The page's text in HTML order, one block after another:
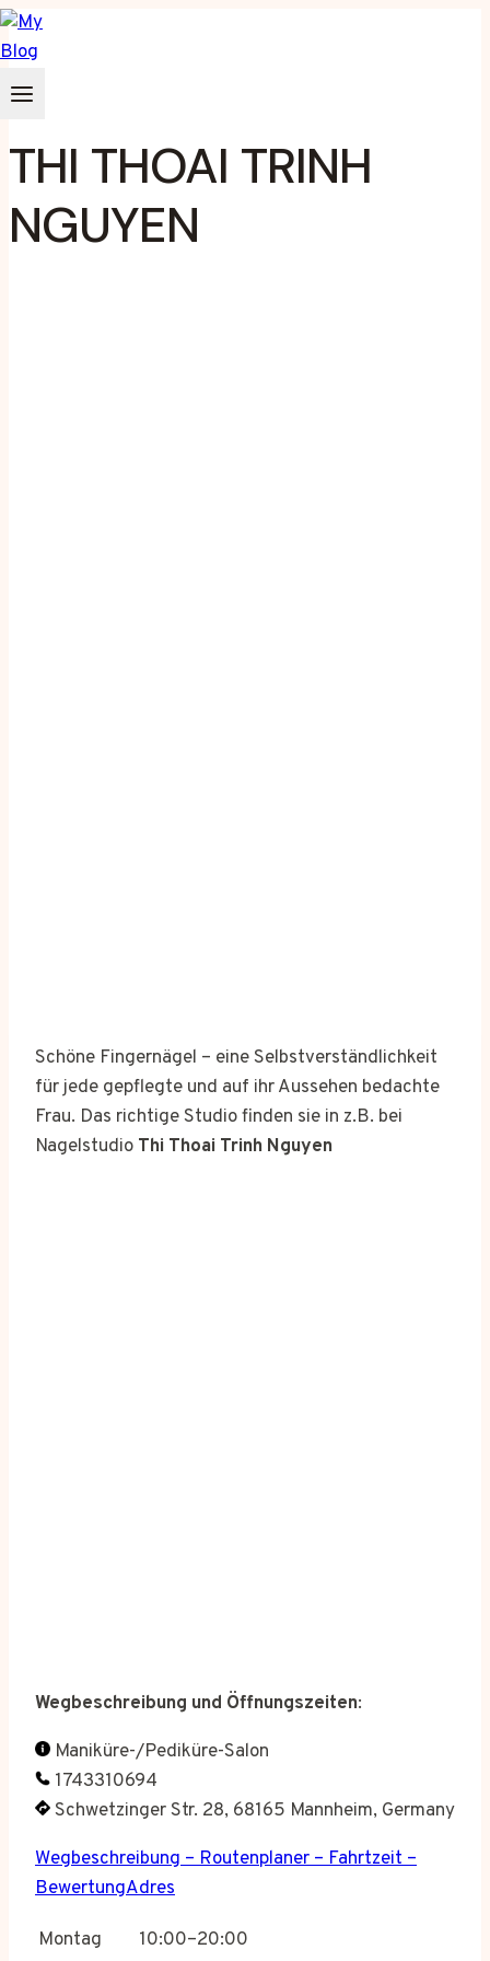
Zum
Inhalt
springen
THI THOAI TRINH
NGUYEN
Schöne Fingernägel – eine Selbstverständlichkeit
für jede gepflegte und auf ihr Aussehen bedachte
Frau. Das richtige Studio finden sie in z.B. bei
Nagelstudio Thi Thoai Trinh Nguyen
Wegbeschreibung und Öffnungszeiten:
Maniküre-/Pediküre-Salon
1743310694
Schwetzinger Str. 28, 68165 Mannheim, Germany
Wegbeschreibung – Routenplaner – Fahrtzeit –
BewertungAdres
Montag 10:00–20:00